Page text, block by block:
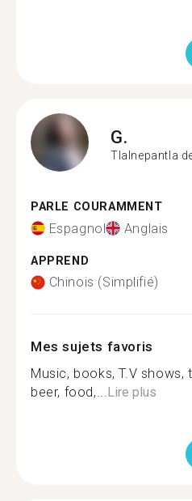
G.
Tlalnepantla
PARLE COURAMMENT
Espagnol Anglais
APPREND
Chinois (Simplifié)
Mes sujets favoris
Music, books, T.V shows,
beer, food,...Lire plus